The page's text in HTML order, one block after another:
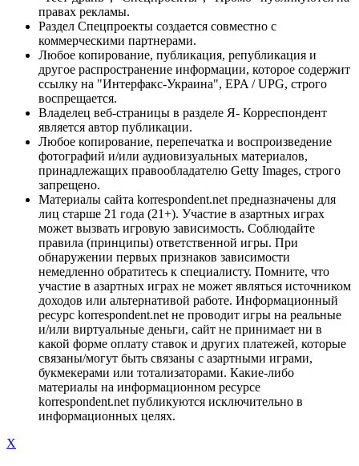
правах рекламы.
Раздел Спецпроекты создается совместно с
коммерческими партнерами.
Любое копирование, публикация, републикация и
другое распространение информации, которое содержит
ссылку на "Интерфакс-Украина", EPA / UPG, строго
воспрещается.
Владелец веб-страницы в разделе Я- Корреспондент
является автор публикации.
Любое копирование, перепечатка и воспроизведение
фотографий и/или аудиовизуальных материалов,
принадлежащих правообладателю Getty Images, строго
запрещено.
Материалы сайта korrespondent.net предназначены для
лиц старше 21 года (21+). Участие в азартных играх
может вызвать игровую зависимость. Соблюдайте
правила (принципы) ответственной игры. При
обнаружении первых признаков зависимости
немедленно обратитесь к специалисту. Помните, что
участие в азартных играх не может являться источником
доходов или альтернативой работе. Информационный
ресурс korrespondent.net не проводит игры на реальные
и/или виртуальные деньги, сайт не принимает ни в
какой форме оплату ставок и других платежей, которые
связаны/могут быть связаны с азартными играми,
букмекерами или тотализаторами. Какие-либо
материалы на информационном ресурсе
korrespondent.net публикуются исключительно в
информационных целях.
X